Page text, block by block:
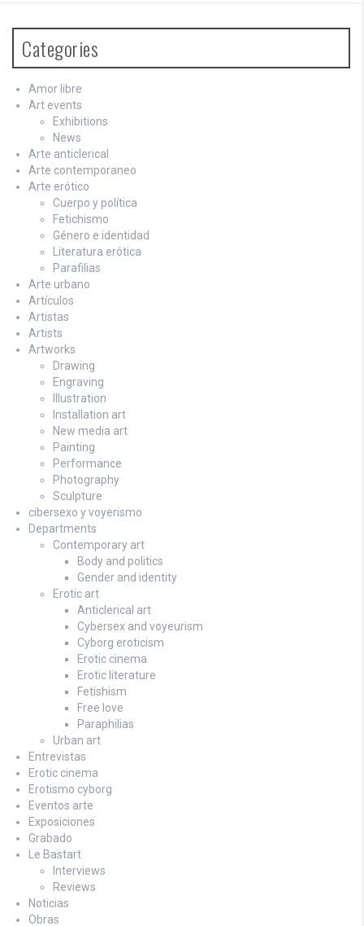
Categories
Amor libre
Art events
Exhibitions
News
Arte anticlerical
Arte contemporaneo
Arte erótico
Cuerpo y política
Fetichismo
Género e identidad
Literatura erótica
Parafilias
Arte urbano
Artículos
Artistas
Artists
Artworks
Drawing
Engraving
Illustration
Installation art
New media art
Painting
Performance
Photography
Sculpture
cibersexo y voyerismo
Departments
Contemporary art
Body and politics
Gender and identity
Erotic art
Anticlerical art
Cybersex and voyeurism
Cyborg eroticism
Erotic cinema
Erotic literature
Fetishism
Free love
Paraphilias
Urban art
Entrevistas
Erotic cinema
Erotismo cyborg
Eventos arte
Exposiciones
Grabado
Le Bastart
Interviews
Reviews
Noticias
Obras